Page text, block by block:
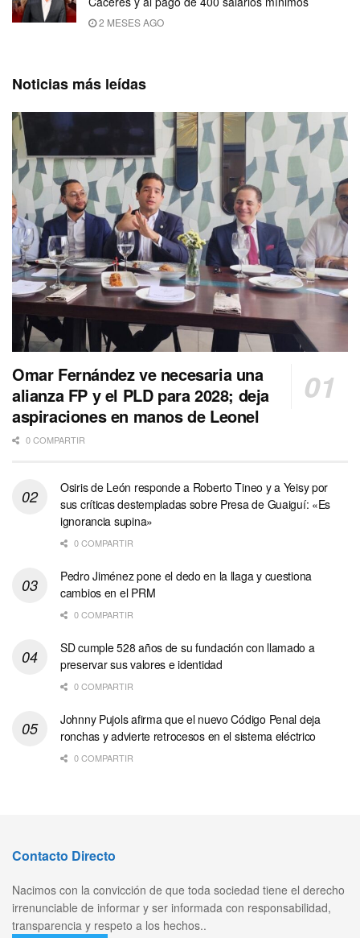
2 MESES AGO
Noticias más leídas
Omar Fernández ve necesaria una
alianza FP y el PLD para 2028; deja
aspiraciones en manos de Leonel
0 COMPARTIR
Osiris de León responde a Roberto Tineo y a Yeisy por
sus críticas destempladas sobre Presa de Guaiguí: «Es
ignorancia supina»
0 COMPARTIR
Pedro Jiménez pone el dedo en la llaga y cuestiona
cambios en el PRM
0 COMPARTIR
SD cumple 528 años de su fundación con llamado a
preservar sus valores e identidad
0 COMPARTIR
Johnny Pujols afirma que el nuevo Código Penal deja
ronchas y advierte retrocesos en el sistema eléctrico
0 COMPARTIR
Contacto Directo
Nacimos con la convicción de que toda sociedad tiene el derecho
irrenunciable de informar y ser informada con responsabilidad,
transparencia y respeto a los hechos..